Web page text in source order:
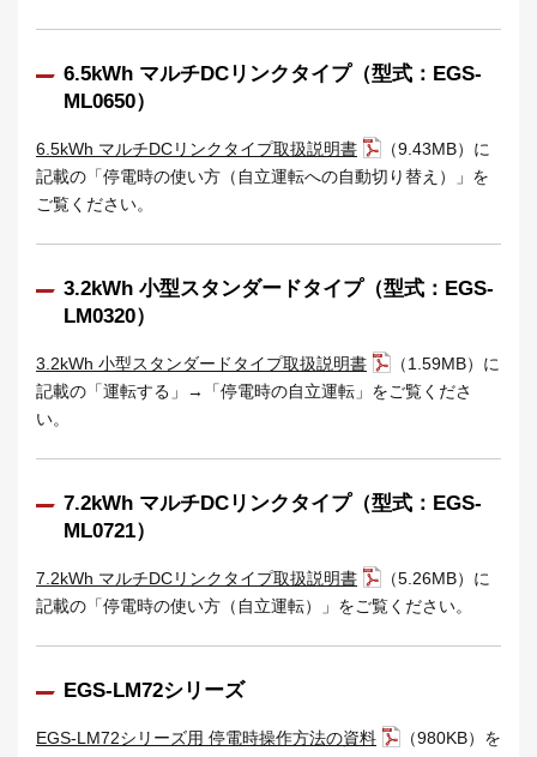
6.5kWh マルチDCリンクタイプ（型式：EGS-
ML0650）
6.5kWh マルチDCリンクタイプ取扱説明書
（9.43MB）に
記載の「停電時の使い方（自立運転への自動切り替え）」を
ご覧ください。
3.2kWh 小型スタンダードタイプ（型式：EGS-
LM0320）
3.2kWh 小型スタンダードタイプ取扱説明書
（1.59MB）に
記載の「運転する」→「停電時の自立運転」をご覧くださ
い。
7.2kWh マルチDCリンクタイプ（型式：EGS-
ML0721）
7.2kWh マルチDCリンクタイプ取扱説明書
（5.26MB）に
記載の「停電時の使い方（自立運転）」をご覧ください。
EGS-LM72シリーズ
EGS-LM72シリーズ用 停電時操作方法の資料
（980KB）を